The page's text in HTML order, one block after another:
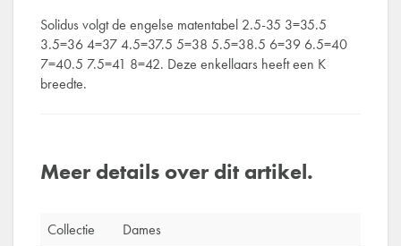
Solidus volgt de engelse matentabel 2.5-35 3=35.5
3.5=36 4=37 4.5=37.5 5=38 5.5=38.5 6=39 6.5=40
7=40.5 7.5=41 8=42. Deze enkellaars heeft een K
breedte.
Meer details over dit artikel.
Collectie
Dames